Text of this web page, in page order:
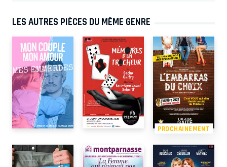
LES AUTRES PIÈCES DU MÊME GENRE
PROCHAINEMENT